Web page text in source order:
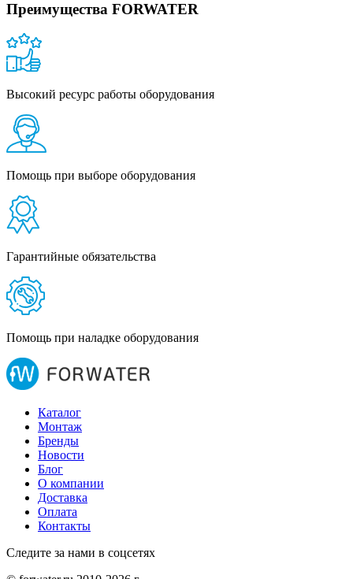
Преимущества FORWATER
Высокий ресурс работы оборудования
Помощь при выборе оборудования
Гарантийные обязательства
Помощь при наладке оборудования
Каталог
Монтаж
Бренды
Новости
Блог
О компании
Доставка
Оплата
Контакты
Следите за нами в соцсетях